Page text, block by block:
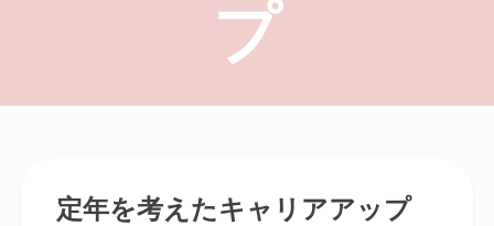
プ
定年を考えたキャリアアップ